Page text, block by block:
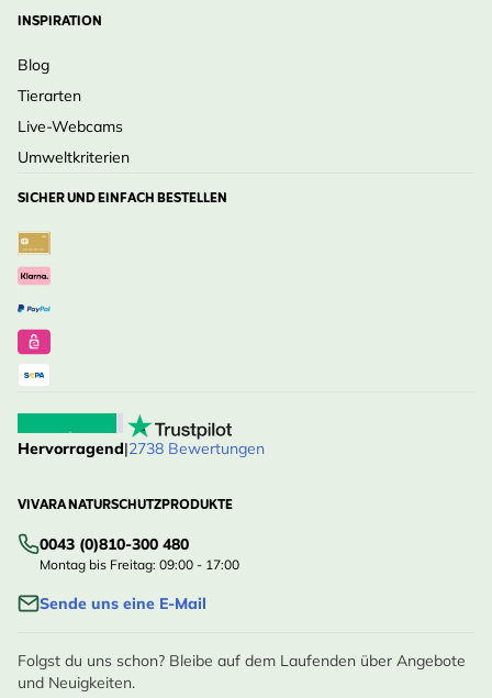
INSPIRATION
Blog
Tierarten
Live-Webcams
Umweltkriterien
SICHER UND EINFACH BESTELLEN
Hervorragend|2738 Bewertungen
VIVARA NATURSCHUTZPRODUKTE
0043 (0)810-300 480
Montag bis Freitag: 09:00 - 17:00
Sende uns eine E-Mail
Folgst du uns schon? Bleibe auf dem Laufenden über Angebote
und Neuigkeiten.